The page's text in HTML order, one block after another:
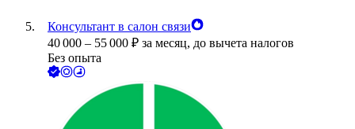
Консультант в салон связи
40 000 – 55 000 ₽ за месяц, до вычета налогов
Без опыта